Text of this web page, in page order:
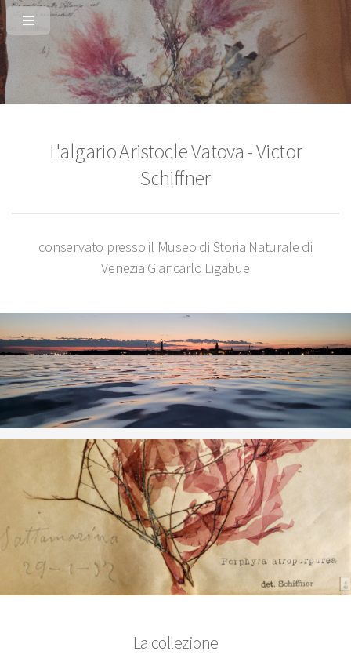
L'algarioAristocle Vatova - Victor
Schiffner
conservato presso il Museo di Storia Naturale di
Venezia Giancarlo Ligabue
La collezione